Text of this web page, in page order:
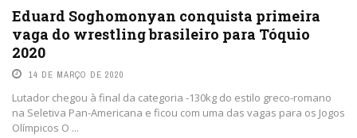
Eduard Soghomonyan conquista primeira
vaga do wrestling brasileiro para Tóquio
2020
14 DE MARÇO DE 2020
Lutador chegou à final da categoria -130kg do estilo greco-romano
na Seletiva Pan-Americana e ficou com uma das vagas para os Jogos
Olímpicos O ...